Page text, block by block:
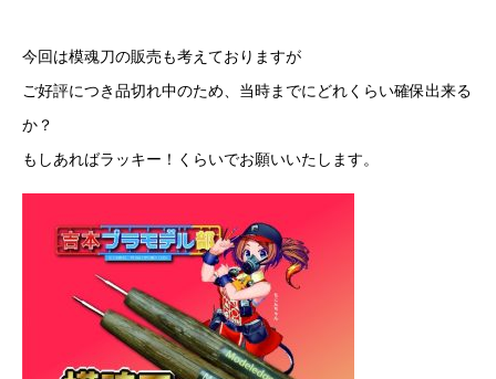
今回は模魂刀の販売も考えておりますが
ご好評につき品切れ中のため、当時までにどれくらい確保出来る
か？
もしあればラッキー！くらいでお願いいたします。